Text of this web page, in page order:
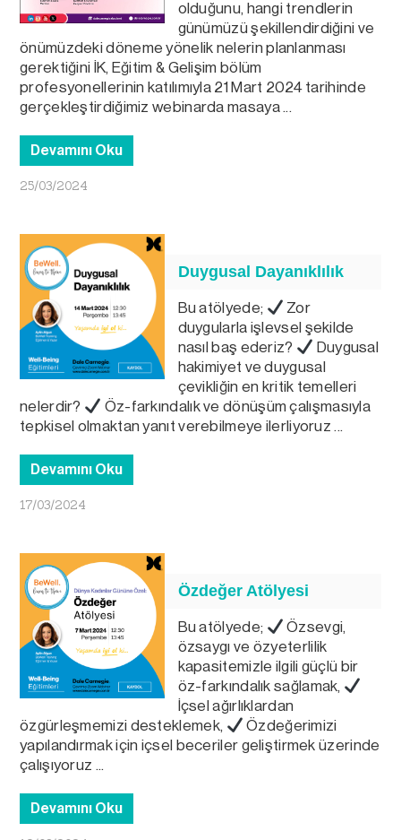
olduğunu, hangi trendlerin
günümüzü şekillendirdiğini ve
önümüzdeki döneme yönelik nelerin planlanması
gerektiğini İK, Eğitim & Gelişim bölüm
profesyonellerinin katılımıyla 21 Mart 2024 tarihinde
gerçekleştirdiğimiz webinarda masaya ...
Devamını Oku
25/03/2024
Duygusal Dayanıklılık
Bu atölyede;
Zor
duygularla işlevsel şekilde
nasıl baş ederiz?
Duygusal
hakimiyet ve duygusal
çevikliğin en kritik temelleri
nelerdir?
Öz-farkındalık ve dönüşüm çalışmasıyla
tepkisel olmaktan yanıt verebilmeye ilerliyoruz ...
Devamını Oku
17/03/2024
Özdeğer Atölyesi
Bu atölyede;
Özsevgi,
özsaygı ve özyeterlilik
kapasitemizle ilgili güçlü bir
öz-farkındalık sağlamak,
İçsel ağırlıklardan
özgürleşmemizi desteklemek,
Özdeğerimizi
yapılandırmak için içsel beceriler geliştirmek üzerinde
çalışıyoruz ...
Devamını Oku